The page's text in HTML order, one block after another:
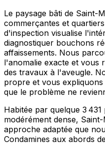
Le paysage bâti de Saint-
commerçantes et
d'inspection visualise
diagnostiquer bouchons
affaissements. Nous
l'anomalie exacte et vous
des travaux à l'aveugle.
propre et vous
que le problème ne
Habitée par quelque 3
modérément dense,
approche adaptée que
Condamines aux abords